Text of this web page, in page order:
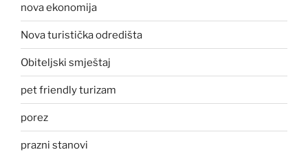
nova ekonomija
Nova turistička odredišta
Obiteljski smještaj
pet friendly turizam
porez
prazni stanovi